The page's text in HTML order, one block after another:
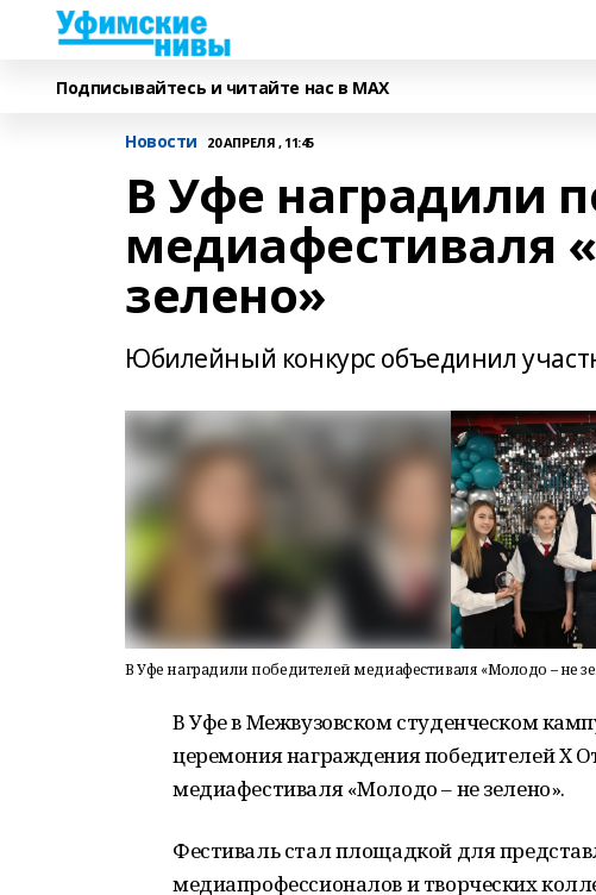
Подписывайтесь и читайте нас в MAX
Новости 20 АПРЕЛЯ , 11:45
В Уфе наградили
медиафестиваля
зелено»
Юбилейный конкурс объединил
В Уфе наградили победителей медиафестиваля «Молодо – не
В Уфе в Межвузовском студенческом
церемония награждения победителей X
медиафестиваля «Молодо – не зелено».
Фестиваль стал площадкой для
медиапрофессионалов и творческих